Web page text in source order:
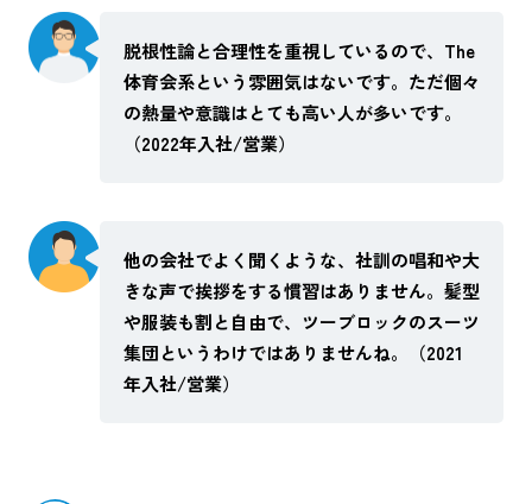
脱根性論と合理性を重視しているので、The
体育会系という雰囲気はないです。ただ個々
の熱量や意識はとても高い人が多いです。
（2022年入社/営業）
他の会社でよく聞くような、社訓の唱和や大
きな声で挨拶をする慣習はありません。髪型
や服装も割と自由で、ツーブロックのスーツ
集団というわけではありませんね。（2021
年入社/営業）